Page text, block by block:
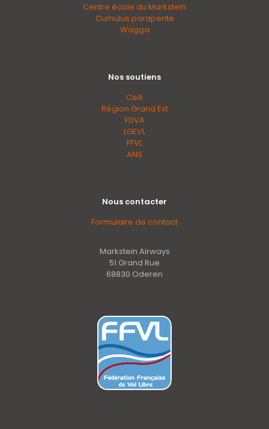
Centre école du Markstein
Cumulus parapente
Wagga
Nos soutiens
CeA
Région Grand Est
FDVA
LGEVL
FFVL
ANS
Nous contacter
Formulaire de contact
Markstein Airways
51 Grand Rue
68830 Oderen